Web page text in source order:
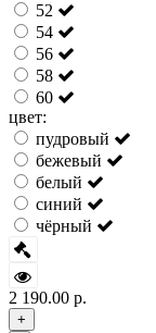
52
54
56
58
60
цвет:
пудровый
бежевый
белый
синий
чёрный
2 190.00 р.
+